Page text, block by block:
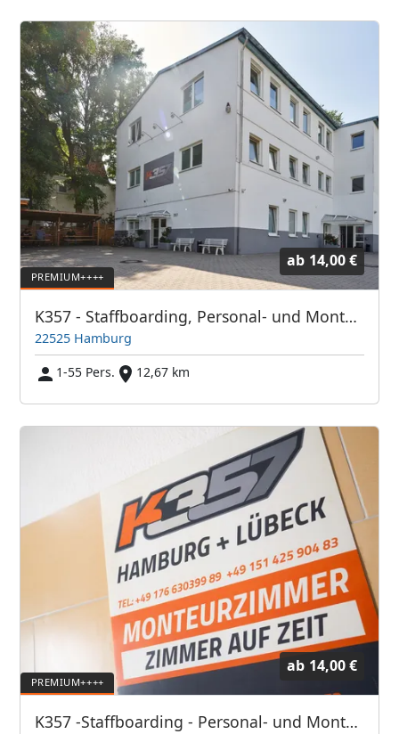
ab 14,00 €
K357 - Staffboarding, Personal- und Monteurzimmer Hamburg (Vermittlung und Vermietung)
22525 Hamburg
1-55 Pers.
12,67 km
ab 14,00 €
K357 -Staffboarding - Personal- und Monteurzimmer